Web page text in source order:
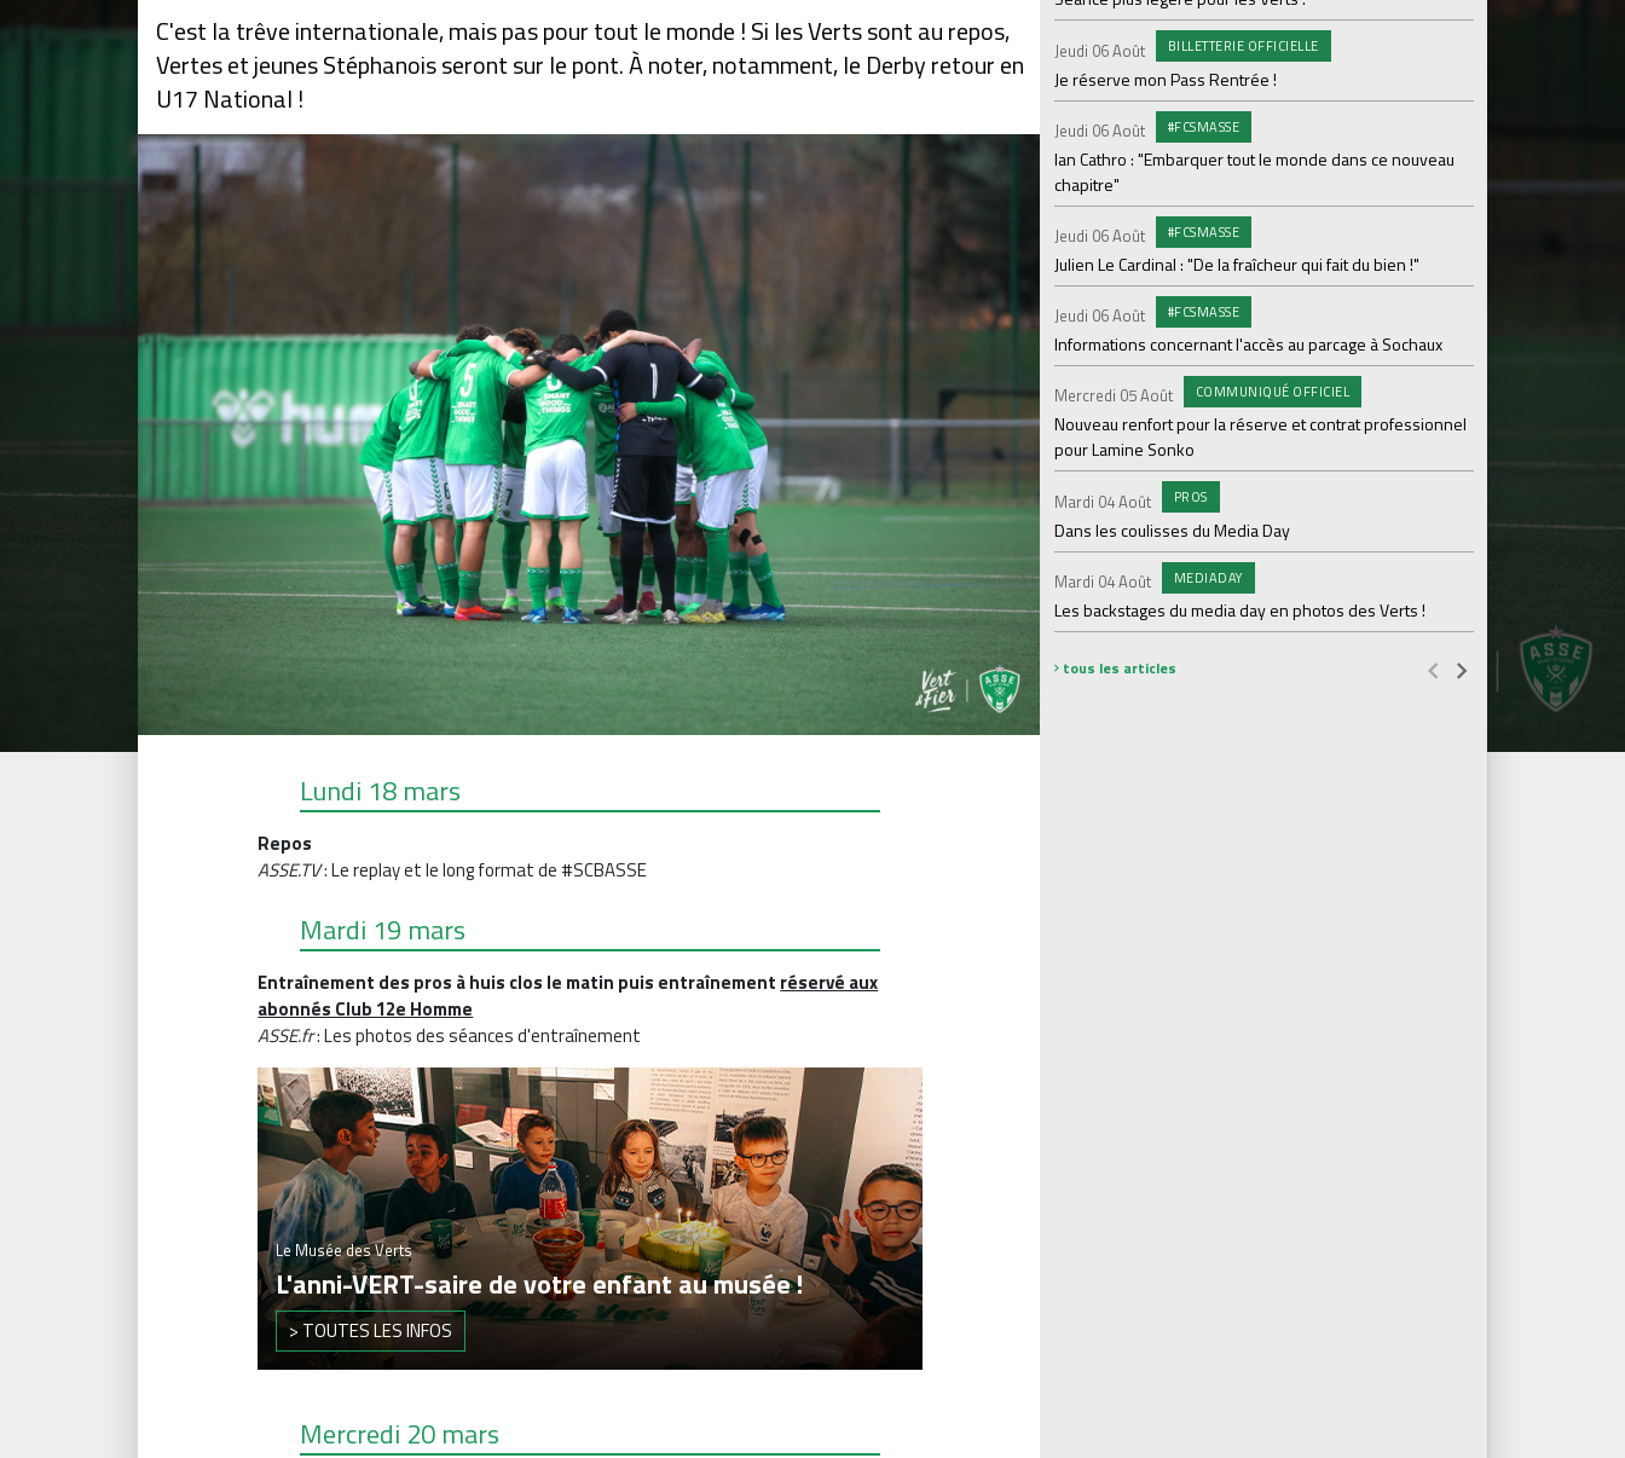
C'est la trêve internationale, mais pas pour tout le monde ! Si les Verts sont au repos,
Vertes et jeunes Stéphanois seront sur le pont. À noter, notamment, le Derby retour en
U17 National !
Lundi 18 mars
Repos
ASSE.TV: Le replay et le long format de #SCBASSE
Mardi 19 mars
Entraînement des pros à huis clos le matin puis entraînement réservé aux
abonnés Club 12e Homme
ASSE.fr: Les photos des séances d'entraînement
Le Musée des Verts
L'anni-VERT-saire de votre enfant au musée !
> TOUTES LES INFOS
Mercredi 20 mars
Jeudi 06 Août BILLETTERIE OFFICIELLE
Je réserve mon Pass Rentrée !
Jeudi 06 Août #FCSMASSE
Ian Cathro : "Embarquer tout le monde dans ce nouveau
chapitre"
Jeudi 06 Août #FCSMASSE
Julien Le Cardinal : "De la fraîcheur qui fait du bien !"
Jeudi 06 Août #FCSMASSE
Informations concernant l'accès au parcage à Sochaux
Mercredi 05 Août COMMUNIQUÉ OFFICIEL
Nouveau renfort pour la réserve et contrat professionnel
pour Lamine Sonko
Mardi 04 Août PROS
Dans les coulisses du Media Day
Mardi 04 Août MEDIADAY
Les backstages du media day en photos des Verts !
Le dernier match
ASSE - Venise en
tous les articles